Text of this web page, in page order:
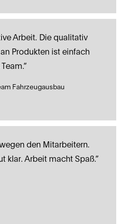
Arbeit. Die qualitativ
Produkten ist einfach
Fahrzeugausbau
den Mitarbeitern.
klar. Arbeit macht Spaß.”